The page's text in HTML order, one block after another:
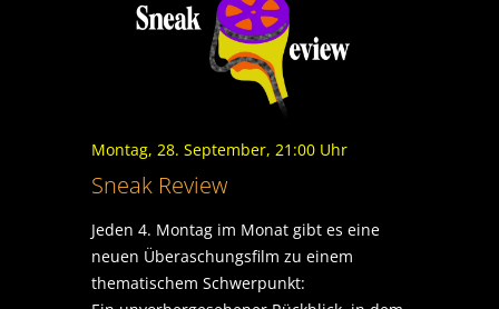
Montag, 28. September, 21:00 Uhr
Sneak Review
Jeden 4. Montag im Monat gibt es eine
neuen Überaschungsfilm zu einem
thematischem Schwerpunkt: